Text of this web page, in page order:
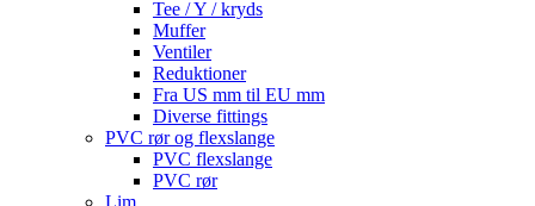
Tee / Y / kryds
Muffer
Ventiler
Reduktioner
Fra US mm til EU mm
Diverse fittings
PVC rør og flexslange
PVC flexslange
PVC rør
Lim